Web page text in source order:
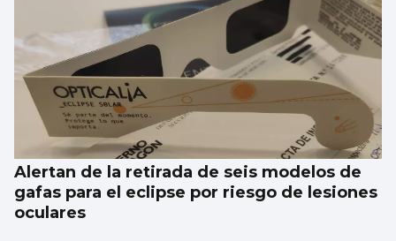
Alertan de la retirada de seis modelos de
gafas para el eclipse por riesgo de lesiones
oculares